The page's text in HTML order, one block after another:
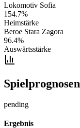
Lokomotiv Sofia
154.7%
Heimstärke
Beroe Stara Zagora
96.4%
Auswärtsstärke
Spielprognosen
pending
Ergebnis